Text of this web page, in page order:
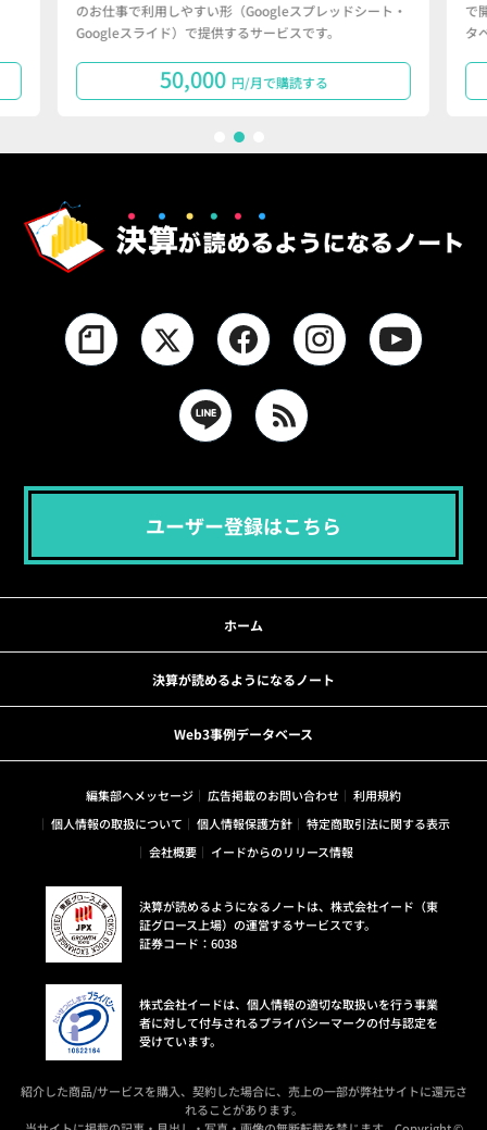
のお仕事で利用しやすい形（Googleスプレッドシート・
Googleスライド）で提供するサービスです。
50,000 円/月で購読する
で
タ
ユーザー登録はこちら
ホーム
決算が読めるようになるノート
Web3事例データベース
編集部へメッセージ 広告掲載のお問い合わせ
利用規約
個人情報の取扱について
個人情報保護方針
特定商取引法に関する表示
会社概要
イードからのリリース情報
決算が読めるようになるノートは、株式会社イード（東
証グロース上場）の運営するサービスです。
証券コード：6038
株式会社イードは、個人情報の適切な取扱いを行う事業
者に対して付与されるプライバシーマークの付与認定を
受けています。
紹介した商品/サービスを購入、契約した場合に、売上の一部が弊社サイトに還元さ
れることがあります。